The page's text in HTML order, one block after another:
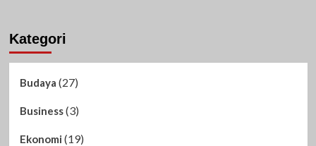
Kategori
Budaya (27)
Business(3)
Ekonomi (19)